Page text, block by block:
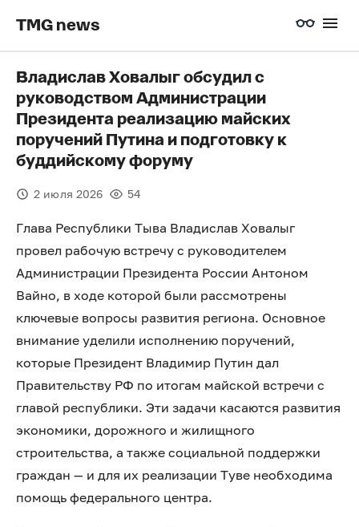
TMG news
Владислав Ховалыг обсудил с
руководством Администрации
Президента реализацию майских
поручений Путина и подготовку к
буддийскому форуму
2 июля 2026 54
Глава Республики Тыва Владислав Ховалыг
провел рабочую встречу с руководителем
Администрации Президента России Антоном
Вайно, в ходе которой были рассмотрены
ключевые вопросы развития региона. Основное
внимание уделили исполнению поручений,
которые Президент Владимир Путин дал
Правительству РФ по итогам майской встречи с
главой республики. Эти задачи касаются развития
экономики, дорожного и жилищного
строительства, а также социальной поддержки
граждан — и для их реализации Туве необходима
помощь федерального центра.